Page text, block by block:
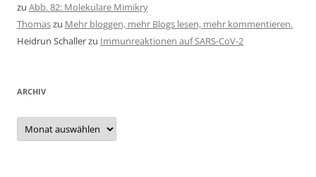
zu Abb. 82: Molekulare Mimikry
Thomaszu Mehr bloggen, mehr Blogs lesen, mehr kommentieren.
Heidrun Schallerzu Immunreaktionen auf SARS-CoV-2
ARCHIV
Archiv